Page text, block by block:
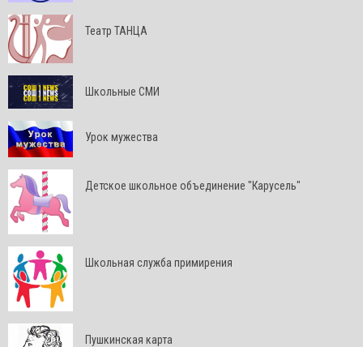
Театр ТАНЦА
Школьные СМИ
Урок мужества
Детское школьное объединение "Карусель"
Школьная служба примирения
Пушкинская карта